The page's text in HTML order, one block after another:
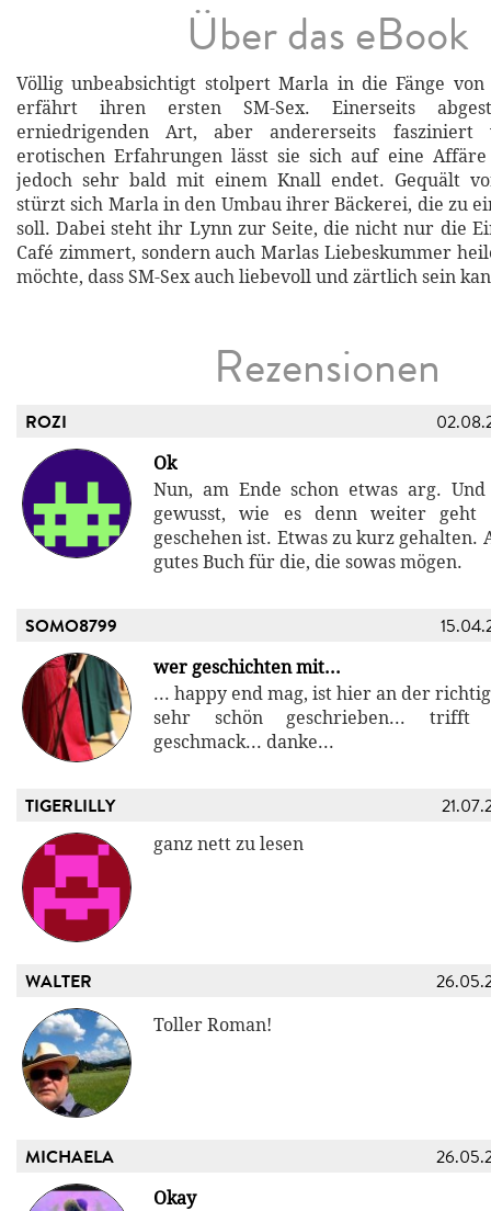
Über das eBook
Völlig unbeabsichtigt stolpert Marla in die Fänge von
erfährt ihren ersten SM-Sex. Einerseits
erniedrigenden Art, aber andererseits
erotischen Erfahrungen lässt sie sich auf eine
jedoch sehr bald mit einem Knall endet. Gequält
stürzt sich Marla in den Umbau ihrer Bäckerei, die zu
soll. Dabei steht ihr Lynn zur Seite, die nicht nur die
Café zimmert, sondern auch Marlas Liebeskummer
möchte, dass SM-Sex auch liebevoll und zärtlich sein
Rezensionen
ROZI
Ok
Nun, am Ende schon etwas arg.
gewusst, wie es denn weiter geht
geschehen ist. Etwas zu kurz gehalten.
gutes Buch für die, die sowas mögen.
SOMO8799
wer geschichten mit...
... happy end mag, ist hier an der
sehr schön geschrieben... trifft
geschmack... danke...
TIGERLILLY
ganz nett zu lesen
WALTER
Toller Roman!
MICHAELA
Okay